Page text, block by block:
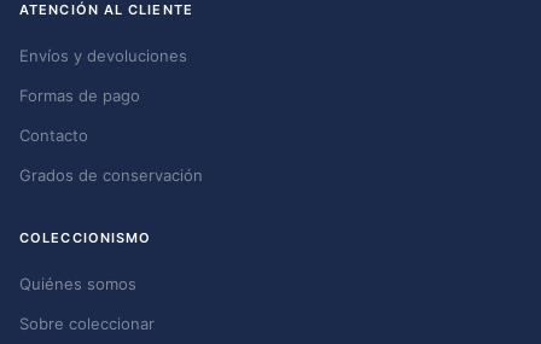
ATENCIÓN AL CLIENTE
Envíos y devoluciones
Formas de pago
Contacto
Grados de conservación
COLECCIONISMO
Quiénes somos
Sobre coleccionar